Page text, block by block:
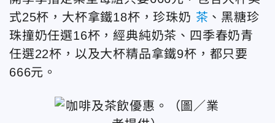
式25杯，大杯拿鐵18杯，珍珠奶 茶 、黑糖珍
珠撞奶任選16杯，經典純奶茶、四季春奶青
任選22杯，以及大杯精品拿鐵9杯，都只要
666元。